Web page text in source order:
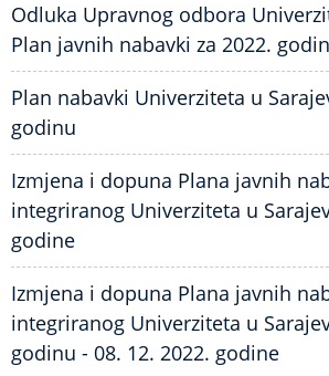
Odluka Upravnog odbora
Plan javnih nabavki za 2022.
Plan nabavki Univerziteta u
godinu
Izmjena i dopuna Plana javnih
integriranog Univerziteta u
godine
Izmjena i dopuna Plana javnih
integriranog Univerziteta u
godinu - 08. 12. 2022. godine